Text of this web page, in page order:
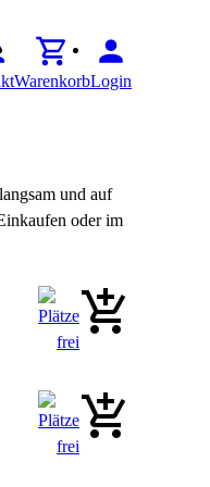
WarenkorbLogin
und auf
oder im